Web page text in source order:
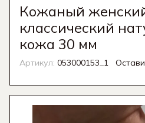
Кожаный
классический
кожа 30 мм
Артикул: 053000153_1